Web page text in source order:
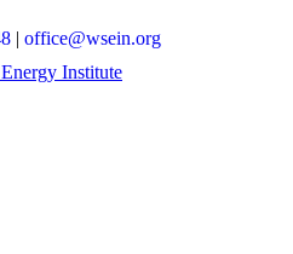
| office@wsein.org